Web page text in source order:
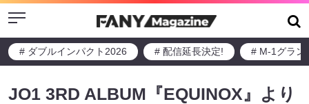
Menu
# ダブルインパクト2026 # 配信延長決定! # M-1グラン
JO1 3RD ALBUM『EQUINOX』より